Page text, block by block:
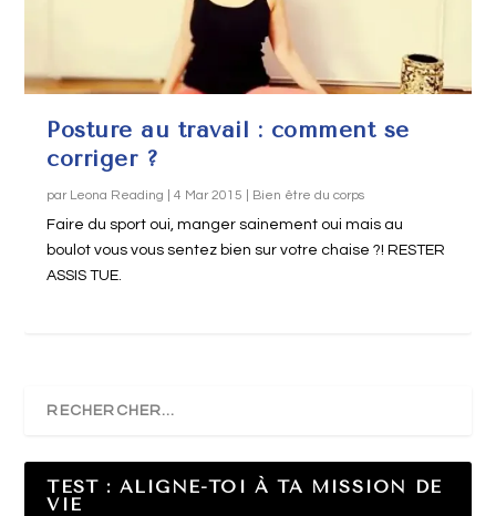
Posture au travail : comment se
corriger ?
par Leona Reading |4 Mar 2015 Bien être du corps
Faire du sport oui, manger sainement oui mais au
boulot vous vous sentez bien sur votre chaise ?! RESTER
ASSIS TUE.
TEST : ALIGNE-TOI À TA MISSION DE
VIE